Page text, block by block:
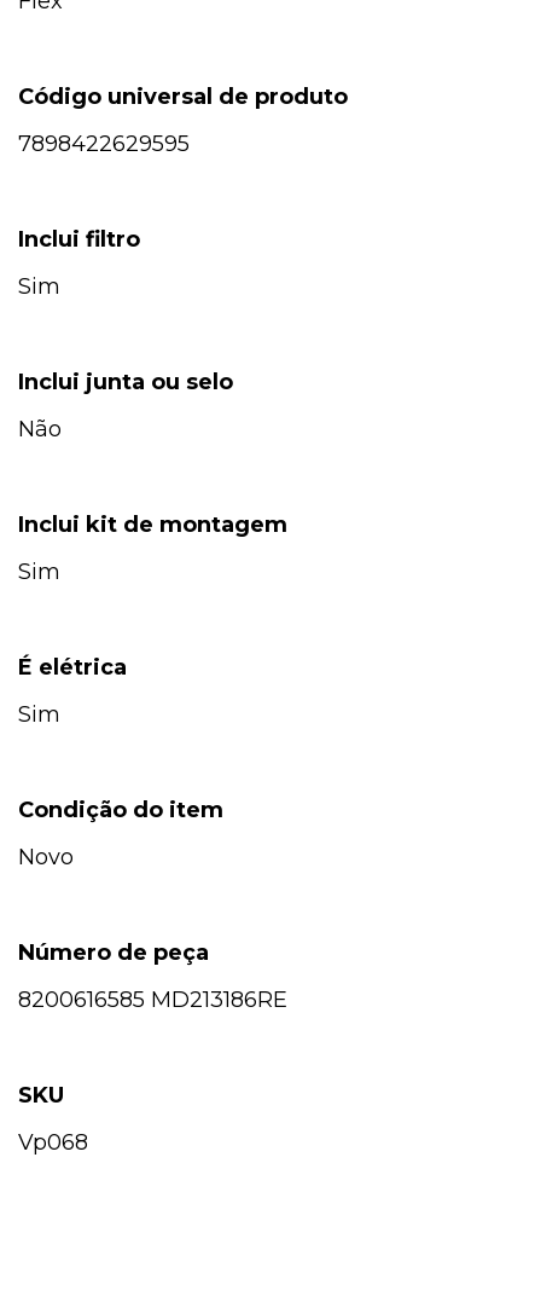
Código universal de produto
7898422629595
Inclui filtro
Sim
Inclui junta ou selo
Não
Inclui kit de montagem
Sim
É elétrica
Sim
Condição do item
Novo
Número de peça
8200616585 MD213186RE
SKU
Vp068